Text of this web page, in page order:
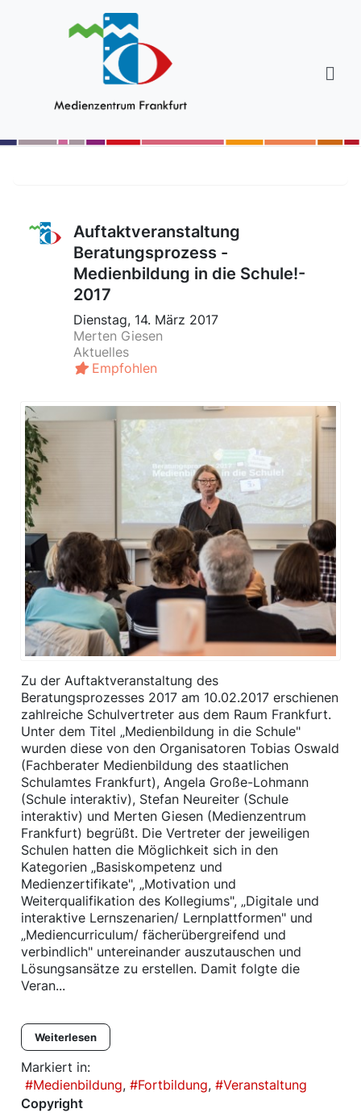
Auftaktveranstaltung
Beratungsprozess -
Medienbildung in die Schule!-
2017
Dienstag, 14. März 2017
Merten Giesen
Aktuelles
Empfohlen
Zu der Auftaktveranstaltung des
Beratungsprozesses 2017 am 10.02.2017 erschienen
zahlreiche Schulvertreter aus dem Raum Frankfurt.
Unter dem Titel „Medienbildung in die Schule"
wurden diese von den Organisatoren Tobias Oswald
(Fachberater Medienbildung des staatlichen
Schulamtes Frankfurt), Angela Große-Lohmann
(Schule interaktiv), Stefan Neureiter (Schule
interaktiv) und Merten Giesen (Medienzentrum
Frankfurt) begrüßt. Die Vertreter der jeweiligen
Schulen hatten die Möglichkeit sich in den
Kategorien „Basiskompetenz und
Medienzertifikate", „Motivation und
Weiterqualifikation des Kollegiums", „Digitale und
interaktive Lernszenarien/ Lernplattformen" und
„Mediencurriculum/ fächerübergreifend und
verbindlich" untereinander auszutauschen und
Lösungsansätze zu erstellen. Damit folgte die
Veran...
Weiterlesen
Markiert in:
Medienbildung
Fortbildung
Veranstaltung
Copyright